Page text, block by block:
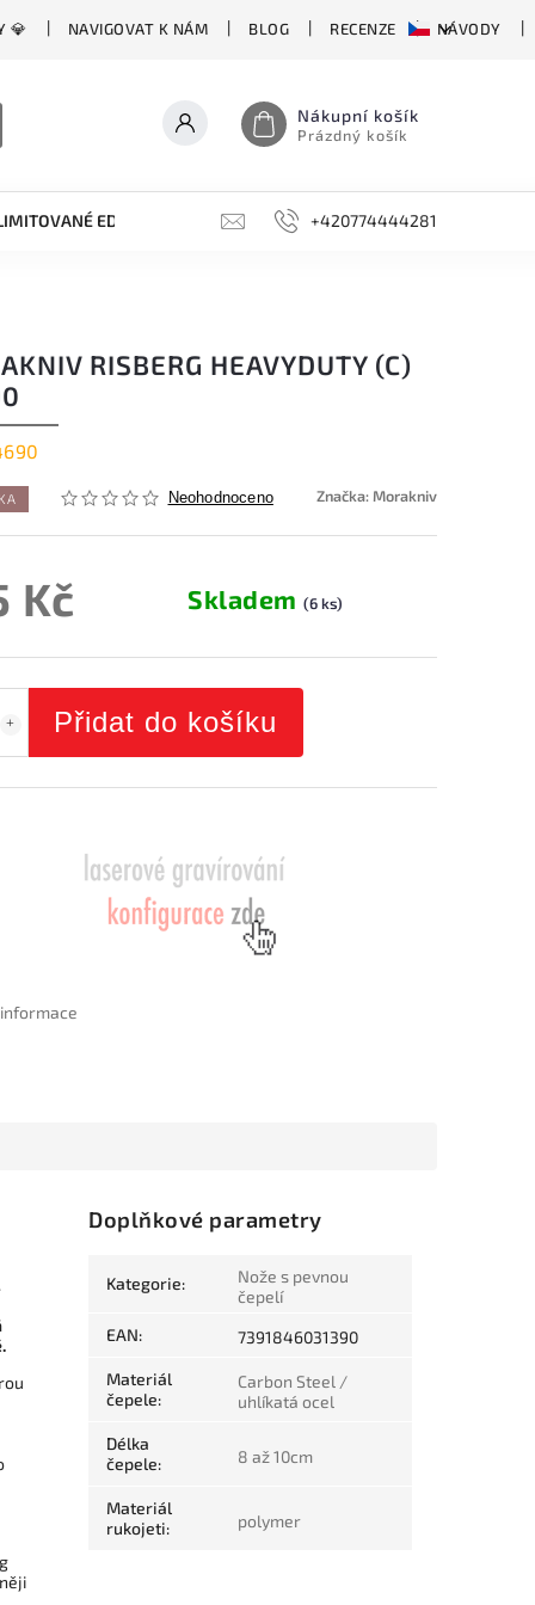
💎 NAVIGOVAT K NÁM BLOG RECENZE NÁVODY
Nákupní košík
Prázdný košík
EDICE BROUSKY, BRUSKY, OCÍLKY
+420774444281
RISBERG HEAVYDUTY (C)
Neohodnoceno Značka: Morakniv
Kč Skladem(6 ks)
Přidat do košíku
Doplňkové parametry
Kategorie:
Nože s pevnou
čepelí
EAN: 7391846031390
Materiál
čepele:
Carbon Steel /
uhlíkatá ocel
Délka
čepele: 8 až 10cm
Materiál
rukojeti: polymer